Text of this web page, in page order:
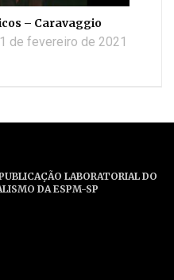
– Caravaggio
de fevereiro de 2021
LABORATORIAL DO
DA ESPM-SP